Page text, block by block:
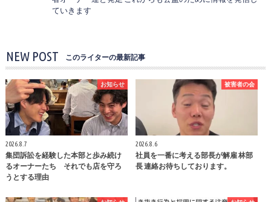
ていきます
NEW POST このライターの最新記事
お知らせ
2026.8.7
集団訴訟を経験した本部と歩み続け
るオーナーたち それでも店を守ろ
うとする理由
被害者の会
2026.8.6
社員を一番に考える部長が解雇 林部
長 連絡お待ちしております。